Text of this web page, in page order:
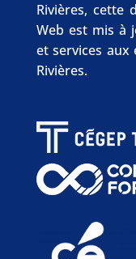
Rivières, cette
Web est mis à
et services aux
Rivières.